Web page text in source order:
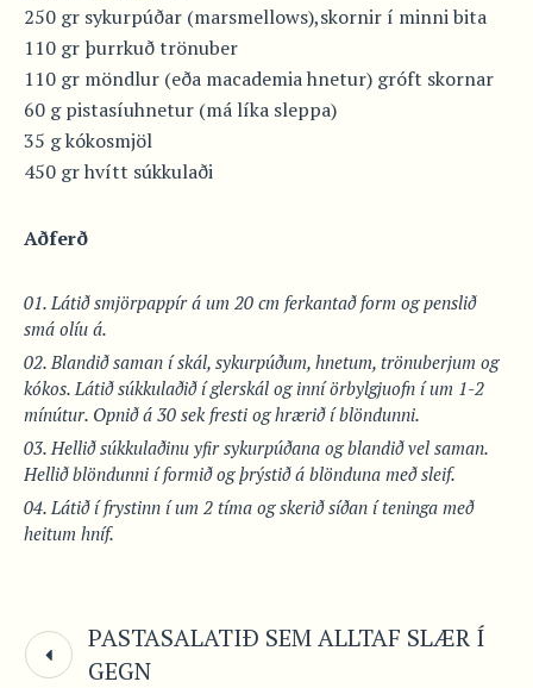
250 gr sykurpúðar (marsmellows),skornir í minni bita
110 gr þurrkuð trönuber
110 gr möndlur (eða macademia hnetur) gróft skornar
60 g pistasíuhnetur (má líka sleppa)
35 g kókosmjöl
450 gr hvítt súkkulaði
Aðferð
Látið smjörpappír á um 20 cm ferkantað form og penslið
smá olíu á.
Blandið saman í skál, sykurpúðum, hnetum, trönuberjum og
kókos. Látið súkkulaðið í glerskál og inní örbylgjuofn í um 1-2
mínútur. Opnið á 30 sek fresti og hrærið í blöndunni.
Hellið súkkulaðinu yfir sykurpúðana og blandið vel saman.
Hellið blöndunni í formið og þrýstið á blönduna með sleif.
Látið í frystinn í um 2 tíma og skerið síðan í teninga með
heitum hníf.
PASTASALATIÐ SEM ALLTAF SLÆR Í
GEGN